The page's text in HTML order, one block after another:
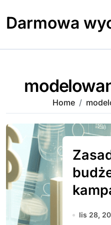
content
Darmowa
Home
lis 28,